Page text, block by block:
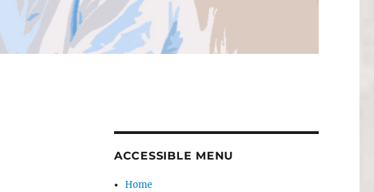
ACCESSIBLE MENU
Home